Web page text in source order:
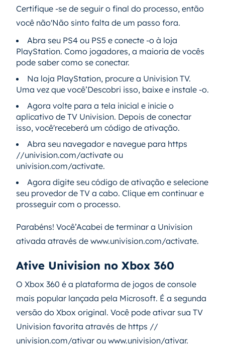
Certifique -se de seguir o final do processo, então
você não'Não sinto falta de um passo fora.
Abra seu PS4 ou PS5 e conecte -o à loja
PlayStation. Como jogadores, a maioria de vocês
pode saber como se conectar.
Na loja PlayStation, procure a Univision TV.
Uma vez que você’Descobri isso, baixe e instale -o.
Agora volte para a tela inicial e inicie o
aplicativo de TV Univision. Depois de conectar
isso, você'receberá um código de ativação.
Abra seu navegador e navegue para https
//univision.com/activate ou
univision.com/activate.
Agora digite seu código de ativação e selecione
seu provedor de TV a cabo. Clique em continuar e
prosseguir com o processo.
Parabéns! Você’Acabei de terminar a Univision
ativada através de www.univision.com/activate.
Ative Univision no Xbox 360
O Xbox 360 é a plataforma de jogos de console
mais popular lançada pela Microsoft. É a segunda
versão do Xbox original. Você pode ativar sua TV
Univision favorita através de https //
univision.com/ativar ou www.univision/ativar.